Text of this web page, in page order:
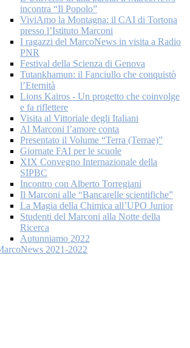
incontra “Il Popolo”
ViviAmo la Montagna: il CAI di Tortona
presso l’Istituto Marconi
I ragazzi del MarcoNews in visita a Radio
PNR
Festival della Scienza di Genova
Tutankhamun: il Fanciullo che conquistò
l’Eternità
Lions Kairos - Un progetto che coinvolge
e fa riflettere
Visita al Vittoriale degli Italiani
Al Marconi l’amore conta
Presentato il Volume “Terra (Terrae)”
Giornate FAI per le scuole
XIX Convegno Internazionale della
SIPBC
Incontro con Alberto Torregiani
Il Marconi alle “Bancarelle scientifiche”
La Magia della Chimica all’UPO Junior
Studenti del Marconi alla Notte della
Ricerca
Autunniamo 2022
2021-2022